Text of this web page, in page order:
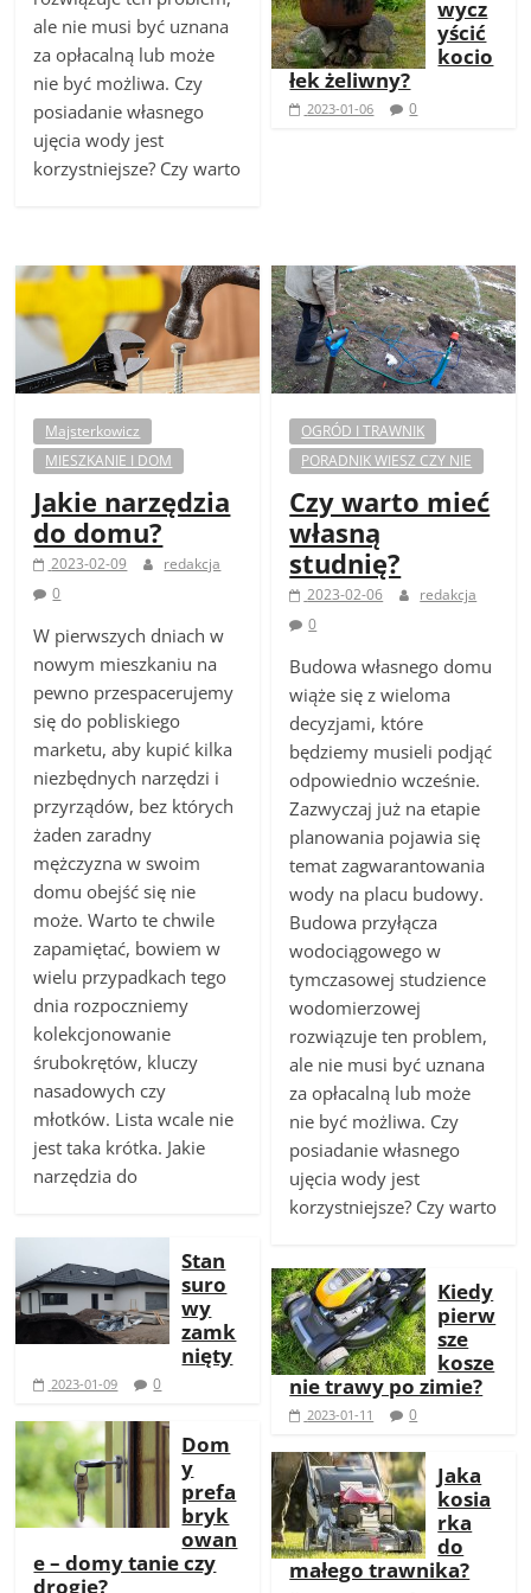
ale nie musi być uznana
za opłacalną lub może
nie być możliwa. Czy
posiadanie własnego
ujęcia wody jest
korzystniejsze? Czy warto
wycz
yścić
kocio
łek żeliwny?
2023-01-06 0
Majsterkowicz
MIESZKANIE I DOM
Jakie narzędzia
do domu?
2023-02-09
redakcja
0
W pierwszych dniach w
nowym mieszkaniu na
pewno przespacerujemy
się do pobliskiego
marketu, aby kupić kilka
niezbędnych narzędzi i
przyrządów, bez których
żaden zaradny
mężczyzna w swoim
domu obejść się nie
może. Warto te chwile
zapamiętać, bowiem w
wielu przypadkach tego
dnia rozpoczniemy
kolekcjonowanie
śrubokrętów, kluczy
nasadowych czy
młotków. Lista wcale nie
jest taka krótka. Jakie
narzędzia do
Stan
suro
wy
zamk
nięty
2023-01-09 0
Dom
y
prefa
bryk
owan
e – domy tanie czy
drogie?
OGRÓD I TRAWNIK
PORADNIK WIESZ CZY NIE
Czy warto mieć
własną
studnię?
2023-02-06
redakcja
0
Budowa własnego domu
wiąże się z wieloma
decyzjami, które
będziemy musieli podjąć
odpowiednio wcześnie.
Zazwyczaj już na etapie
planowania pojawia się
temat zagwarantowania
wody na placu budowy.
Budowa przyłącza
wodociągowego w
tymczasowej studzience
wodomierzowej
rozwiązuje ten problem,
ale nie musi być uznana
za opłacalną lub może
nie być możliwa. Czy
posiadanie własnego
ujęcia wody jest
korzystniejsze? Czy warto
Kiedy
pierw
sze
kosze
nie trawy po zimie?
2023-01-11 0
Jaka
kosia
rka
do
małego trawnika?